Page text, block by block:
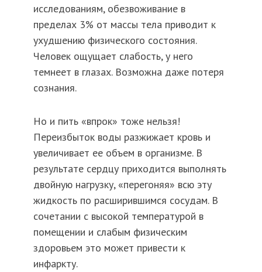
исследованиям, обезвоживание в
пределах 3% от массы тела приводит к
ухудшению физического состояния.
Человек ощущает слабость, у него
темнеет в глазах. Возможна даже потеря
сознания.
Но и пить «впрок» тоже нельзя!
Переизбыток воды разжижает кровь и
увеличивает ее объем в организме. В
результате сердцу приходится выполнять
двойную нагрузку, «перегоняя» всю эту
жидкость по расширившимся сосудам. В
сочетании с высокой температурой в
помещении и слабым физическим
здоровьем это может привести к
инфаркту.